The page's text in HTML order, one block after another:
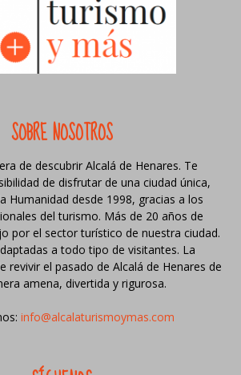
SOBRE NOSOTROS
de descubrir Alcalá de Henares. Te
de disfrutar de una ciudad única,
Humanidad desde 1998, gracias a los
del turismo. Más de 20 años de
por el sector turístico de nuestra ciudad.
a todo tipo de visitantes. La
revivir el pasado de Alcalá de Henares de
amena, divertida y rigurosa.
info@alcalaturismoymas.com